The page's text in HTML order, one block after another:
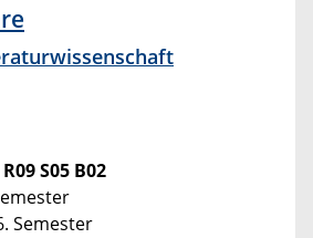
R09 S05 B02
Semester